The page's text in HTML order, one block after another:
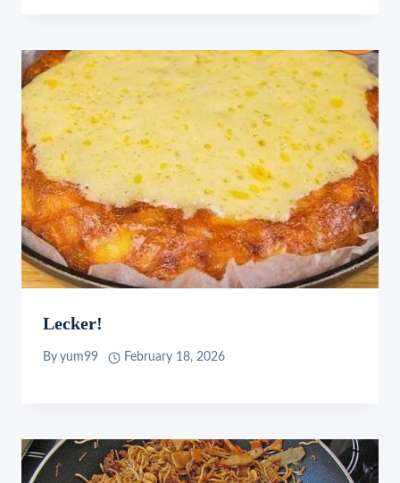
Lecker!
By yum99 February 18, 2026